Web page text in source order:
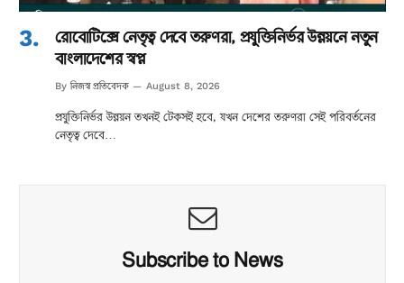
রোবোটিক্সে নেতৃত্ব দেবে তরুণরা, প্রযুক্তিনির্ভর উন্নয়নে নতুন
বাংলাদেশের স্বপ্ন
By নিজস্ব প্রতিবেদক August 8, 2026
প্রযুক্তিনির্ভর উন্নয়ন তখনই টেকসই হবে, যখন দেশের তরুণরা সেই পরিবর্তনের
নেতৃত্ব দেবে…
Subscribe to News